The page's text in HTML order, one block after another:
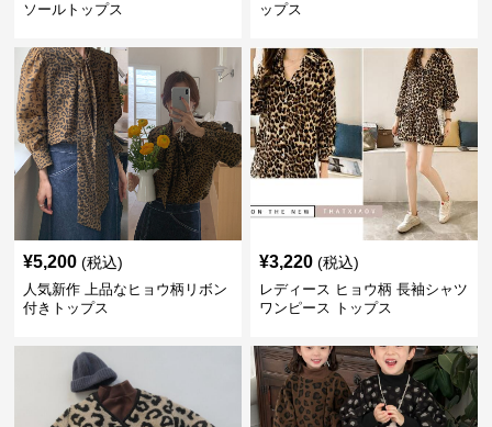
ソールトップス
ップス
¥5,200 (税込)
人気新作 上品なヒョウ柄リボン
付きトップス
¥3,220 (税込)
レディース ヒョウ柄 長袖シャツ
ワンピース トップス